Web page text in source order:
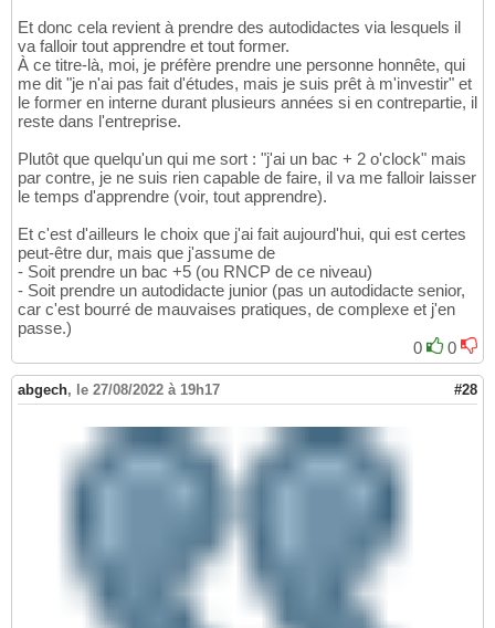
Et donc cela revient à prendre des autodidactes via lesquels il
va falloir tout apprendre et tout former.
À ce titre-là, moi, je préfère prendre une personne honnête, qui
me dit "je n'ai pas fait d'études, mais je suis prêt à m'investir" et
le former en interne durant plusieurs années si en contrepartie, il
reste dans l'entreprise.
Plutôt que quelqu'un qui me sort : "j'ai un bac + 2 o'clock" mais
par contre, je ne suis rien capable de faire, il va me falloir laisser
le temps d'apprendre (voir, tout apprendre).
Et c'est d'ailleurs le choix que j'ai fait aujourd'hui, qui est certes
peut-être dur, mais que j'assume de
- Soit prendre un bac +5 (ou RNCP de ce niveau)
- Soit prendre un autodidacte junior (pas un autodidacte senior,
car c'est bourré de mauvaises pratiques, de complexe et j'en
passe.)
0
0
abgech, le 27/08/2022 à 19h17 #28